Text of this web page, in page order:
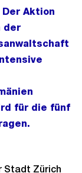
Aktion
der
für die fünf
Stadt Zürich